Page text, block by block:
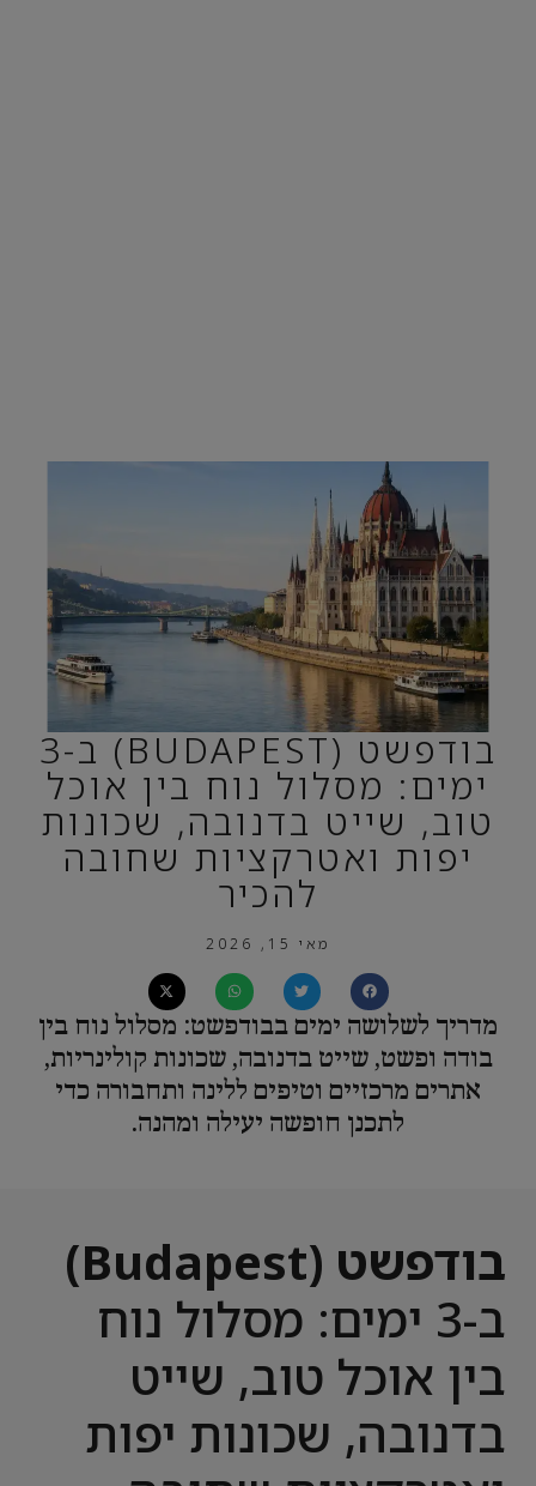
בודפשט (BUDAPEST) ב-3
ימים: מסלול נוח בין אוכל
טוב, שייט בדנובה, שכונות
יפות ואטרקציות שחובה
להכיר
מאי 15, 2026
מדריך לשלושה ימים בבודפשט: מסלול נוח בין
בודה ופשט, שייט בדנובה, שכונות קולינריות,
אתרים מרכזיים וטיפים ללינה ותחבורה כדי
לתכנן חופשה יעילה ומהנה.
בודפשט (Budapest)
ב-3 ימים: מסלול נוח
בין אוכל טוב, שייט
בדנובה, שכונות יפות